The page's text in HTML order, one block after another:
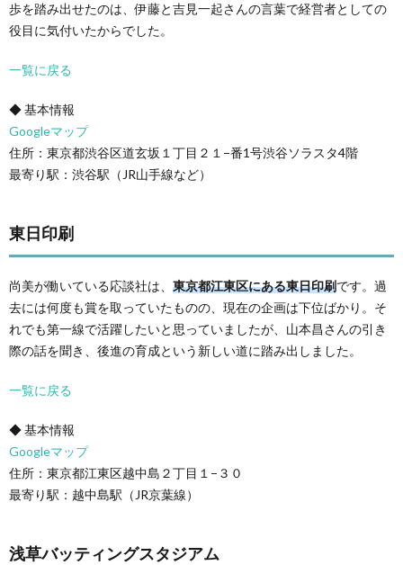
歩を踏み出せたのは、伊藤と吉見一起さんの言葉で経営者としての
役目に気付いたからでした。
一覧に戻る
◆ 基本情報
Googleマップ
住所：東京都渋谷区道玄坂１丁目２１−番1号渋谷ソラスタ4階
最寄り駅：渋谷駅（JR山手線など）
東日印刷
尚美が働いている応談社は、 東京都江東区にある東日印刷です。過
去には何度も賞を取っていたものの、現在の企画は下位ばかり。そ
れでも第一線で活躍したいと思っていましたが、山本昌さんの引き
際の話を聞き、後進の育成という新しい道に踏み出しました。
一覧に戻る
◆ 基本情報
Googleマップ
住所：東京都江東区越中島２丁目１−３０
最寄り駅：越中島駅（JR京葉線）
浅草バッティングスタジアム